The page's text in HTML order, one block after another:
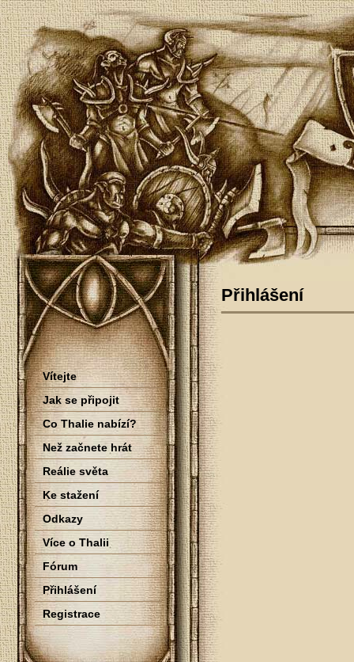
Přihlášení
Vítejte
Jak se připojit
Co Thalie nabízí?
Než začnete hrát
Reálie světa
Ke stažení
Odkazy
Více o Thalii
Fórum
Přihlášení
Registrace